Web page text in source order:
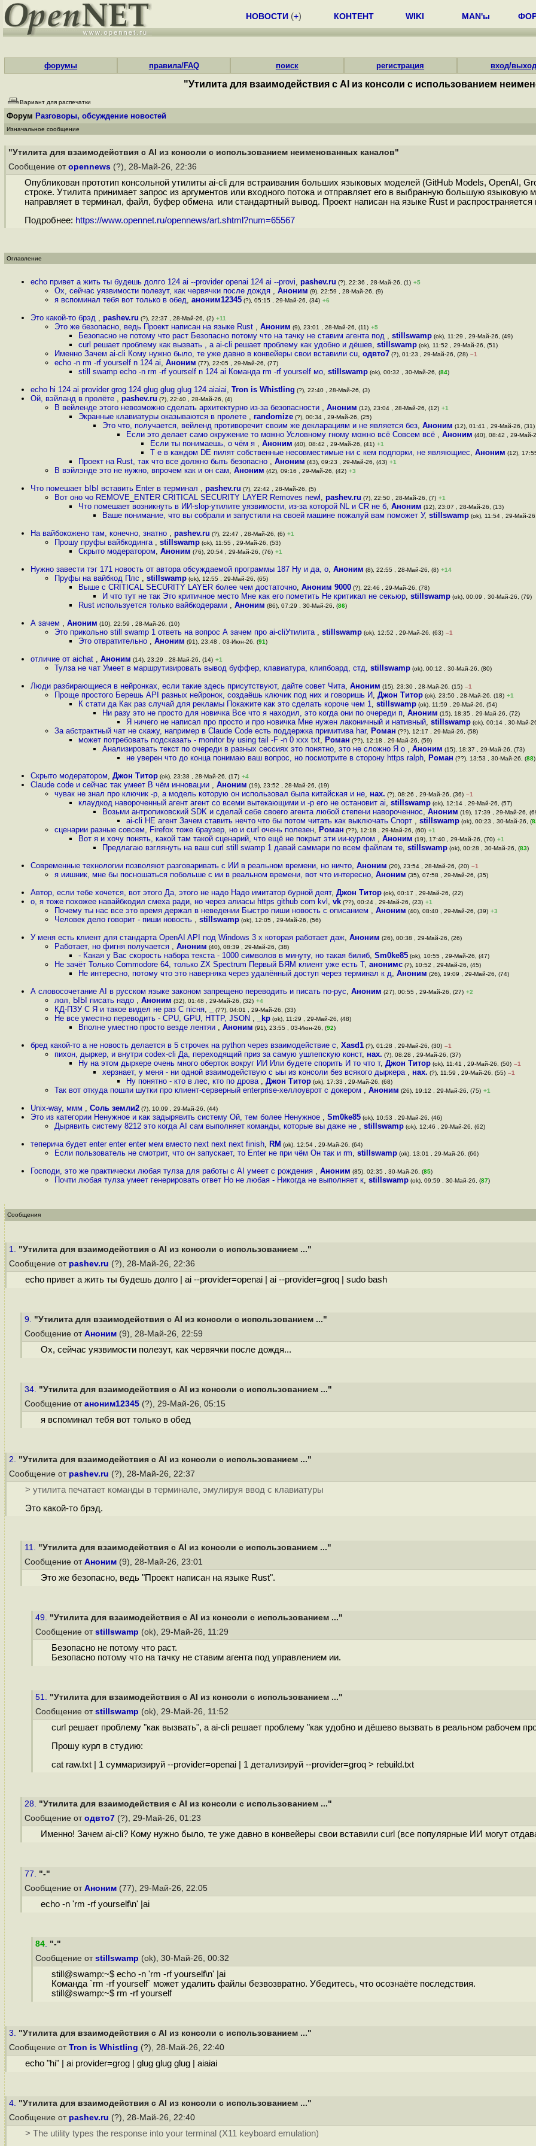
НОВОСТИ (+) КОНТЕНТ WIKI MAN'ы
форумы правила/FAQ поиск регистрация вход/выход
"Утилита для взаимодействия с AI из консоли с использованием
Вариант для распечатки
Форум Разговоры, обсуждение новостей
Изначальное сообщение
"Утилита для взаимодействия с AI из консоли с использованием неименованных каналов"
Сообщение от opennews (?), 28-Май-26, 22:36
Опубликован прототип консольной утилиты ai-cli для встраивания больших языковых моделей (GitHub Models, OpenAI,
строке. Утилита принимает запрос из аргументов или входного потока и отправляет его в выбранную большую
направляет в терминал, файл, буфер обмена или стандартный вывод. Проект написан на языке Rust и распространяется
Подробнее: https://www.opennet.ru/opennews/art.shtml?num=65567
Оглавление
echo привет а жить ты будешь долго 124 ai --provider openai 124 ai --provi, pashev.ru (?), 22:36 , 28-Май-26, (1) +5
Ох, сейчас уязвимости полезут, как червячки после дождя , Аноним (9), 22:59 , 28-Май-26, (9)
я вспоминал тебя вот только в обед, аноним12345 (?), 05:15 , 29-Май-26, (34) +6
Это какой-то брэд , pashev.ru (?), 22:37 , 28-Май-26, (2) +11
Это же безопасно, ведь Проект написан на языке Rust , Аноним (9), 23:01 , 28-Май-26, (11) +5
Безопасно не потому что раст Безопасно потому что на тачку не ставим агента под , stillswamp (ok), 11:29 , 29-Май-26, (49)
curl решает проблему как вызвать , а ai-cli решает проблему как удобно и дёшев, stillswamp (ok), 11:52 , 29-Май-26, (51)
Именно Зачем ai-cli Кому нужно было, те уже давно в конвейеры свои вставили cu, одвто7 (?), 01:23 , 29-Май-26, (28) –1
echo -n rm -rf yourself n 124 ai, Аноним (77), 22:05 , 29-Май-26, (77)
still swamp echo -n rm -rf yourself n 124 ai Команда rm -rf yourself мо, stillswamp (ok), 00:32 , 30-Май-26, (84)
echo hi 124 ai provider grog 124 glug glug glug 124 aiaiai, Tron is Whistling (?), 22:40 , 28-Май-26, (3)
Ой, вэйланд в пролёте , pashev.ru (?), 22:40 , 28-Май-26, (4)
В вейленде этого невозможно сделать архитектурно из-за безопасности , Аноним (12), 23:04 , 28-Май-26, (12) +1
Экранные клавиатуры оказываются в пролете , randomize (?), 00:34 , 29-Май-26, (25)
Это что, получается, вейленд противоречит своим же декларациям и не является без, Аноним (12), 01:41 , 29-Май-26, (31)
Если это делает само окружение то можно Условному гному можно всё Совсем всё , Аноним (40), 08:42 , 29-Май-
Если ты понимаешь, о чём я , Аноним (40), 08:42 , 29-Май-26, (41) +1
Т е в каждом DE пилят собственные несовместимые ни с кем подпорки, не являющиес, Аноним (12),
Проект на Rust, так что все должно быть безопасно , Аноним (43), 09:23 , 29-Май-26, (43) +1
В вэйлэнде это не нужно, впрочем как и он сам, Аноним (42), 09:16 , 29-Май-26, (42) +3
Что помешает ЫЫ вставить Enter в терминал , pashev.ru (?), 22:42 , 28-Май-26, (5)
Вот оно чо REMOVE_ENTER CRITICAL SECURITY LAYER Removes newl , pashev.ru (?), 22:50 , 28-Май-26, (7) +1
Что помешает возникнуть в ИИ-slop-утилите уязвимости, из-за которой NL и CR не б, Аноним (12), 23:07 , 28-Май-26, (13)
Ваше понимание, что вы собрали и запустили на своей машине пожалуй вам поможет У, stillswamp (ok), 11:54 , 29-Май-
На вайбокожено там, конечно, знатно , pashev.ru (?), 22:47 , 28-Май-26, (6) +1
Прошу пруфы вайбкодинга , stillswamp (ok), 11:55 , 29-Май-26, (53)
Скрыто модератором, Аноним (76), 20:54 , 29-Май-26, (76) +1
Нужно завести тэг 171 новость от автора обсуждаемой программы 187 Ну и да, о, Аноним (8), 22:55 , 28-Май-26, (8) +14
Пруфы на вайбкод Плс , stillswamp (ok), 12:55 , 29-Май-26, (65)
Выше с CRITICAL SECURITY LAYER более чем достаточно, Аноним 9000 (?), 22:46 , 29-Май-26, (78)
И что тут не так Это критичное место Мне как его пометить Не критикал не секьюр, stillswamp (ok), 00:09 , 30-Май-26, (79)
Rust используется только вайбкодерами , Аноним (86), 07:29 , 30-Май-26, (86)
А зачем , Аноним (10), 22:59 , 28-Май-26, (10)
Это прикольно still swamp 1 ответь на вопрос А зачем про ai-cliУтилита , stillswamp (ok), 12:52 , 29-Май-26, (63) –1
Это отвратительно , Аноним (91), 23:48 , 03-Июн-26, (91)
отличие от aichat , Аноним (14), 23:29 , 28-Май-26, (14) +1
Тулза не чат Умеет в маршрутизировать вывод буффер, клавиатура, клипбоард, стд, stillswamp (ok), 00:12 , 30-Май-26, (80)
Люди разбирающиеся в нейронках, если такие здесь присутствуют, дайте совет Чита, Аноним (15), 23:30 , 28-Май-26, (15) –1
Проще простого Берешь API разных нейронок, создаёшь ключик под них и говоришь И, Джон Титор (ok), 23:50 , 28-Май-26, (18) +1
К стати да Как раз случай для рекламы Покажите как это сделать короче чем 1, stillswamp (ok), 11:59 , 29-Май-26, (54)
Ни разу это не просто для новичка Все что я находил, это когда они по очереди п, Аноним (15), 18:35 , 29-Май-26, (72)
Я ничего не написал про просто и про новичка Мне нужен лаконичный и нативный, stillswamp (ok), 00:14 , 30-Май-
За абстрактный чат не скажу, например в Claude Code есть поддержка примитива har, Роман (??), 12:17 , 29-Май-26, (58)
может потребовать подсказать - monitor by using tail -F -n 0 xxx txt, Роман (??), 12:18 , 29-Май-26, (59)
Анализировать текст по очереди в разных сессиях это понятно, это не сложно Я о , Аноним (15), 18:37 , 29-Май-26, (73)
не уверен что до конца понимаю ваш вопрос, но посмотрите в сторону https ralph, Роман (??), 13:53 , 30-Май-26, (88)
Скрыто модератором, Джон Титор (ok), 23:38 , 28-Май-26, (17) +4
Claude code и сейчас так умеет В чём инновации , Аноним (19), 23:52 , 28-Май-26, (19)
чувак не знал про ключик -p, а модель которую он использовал была китайская и не, нах. (?), 08:26 , 29-Май-26, (36) –1
клаудкод навороченный агент агент со всеми вытекающими и -p его не остановит ai, stillswamp (ok), 12:14 , 29-Май-26, (57)
Возьми антропиковский SDK и сделай себе своего агента любой степени навороченнос, Аноним (19), 17:39 , 29-Май-26,
ai-cli НЕ агент Зачем ставить нечто что бы потом читать как выключать Спорт , stillswamp (ok), 00:23 , 30-Май-26, (
сценарии разные совсем, Firefox тоже браузер, но и curl очень полезен, Роман (??), 12:18 , 29-Май-26, (60) +1
Вот я и хочу понять, какой там такой сценарий, что ещё не покрыт эти ии-курлом , Аноним (19), 17:40 , 29-Май-26, (70) +1
Предлагаю взглянуть на ваш curl still swamp 1 давай саммари по всем файлам те, stillswamp (ok), 00:28 , 30-Май-26, (83)
Современные технологии позволяют разговаривать с ИИ в реальном времени, но ничто, Аноним (20), 23:54 , 28-Май-26, (20) –1
я иишник, мне бы посношаться побольше с ии в реальном времени, вот что интересно, Аноним (35), 07:58 , 29-Май-26, (35)
Автор, если тебе хочется, вот этого Да, этого не надо Надо имитатор бурной деят, Джон Титор (ok), 00:17 , 29-Май-26, (22)
о, я тоже похожее навайбкодил смеха ради, но через алиасы https github com kvl , vk (??), 00:24 , 29-Май-26, (23) +1
Почему ты нас все это время держал в неведении Быстро пиши новость с описанием , Аноним (40), 08:40 , 29-Май-26, (39) +3
Человек дело говорит - пиши новость , stillswamp (ok), 12:05 , 29-Май-26, (56)
У меня есть клиент для стандарта OpenAI API под Windows 3 x которая работает даж, Аноним (26), 00:38 , 29-Май-26, (26)
Работает, но фигня получается , Аноним (40), 08:39 , 29-Май-26, (38)
- Какая у Вас скорость набора текста - 1000 символов в минуту, но такая билиб, Sm0ke85 (ok), 10:55 , 29-Май-26, (47)
Не зачёт Только Commodore 64, только ZX Spectrum Первый БЯМ клиент уже есть Т, анонимс (?), 10:52 , 29-Май-26, (45)
Не интересно, потому что это наверняка через удалённый доступ через терминал к д, Аноним (26), 19:09 , 29-Май-26, (74)
А словосочетание AI в русском языке законом запрещено переводить и писать по-рус, Аноним (27), 00:55 , 29-Май-26, (27) +2
лол, ЫЫ писать надо , Аноним (32), 01:48 , 29-Май-26, (32) +4
КД-ПЗУ С Я и такое видел не раз С пiсня, (??), 04:01 , 29-Май-26, (33)
Не все уместно переводить - CPU, GPU, HTTP, JSON , _kp (ok), 11:29 , 29-Май-26, (48)
Вполне уместно просто везде лентяи , Аноним (91), 23:55 , 03-Июн-26, (92)
бред какой-то а не новость делается в 5 строчек на python через взаимодействие с, Xasd1 (?), 01:28 , 29-Май-26, (30) –1
пихон, дыркер, и внутри codex-cli Да, переходящий приз за самую ушлепскую конст, нах. (?), 08:28 , 29-Май-26, (37)
Ну на этом дыркере очень много оберток вокруг ИИ Или будете спорить И то что т, Джон Титор (ok), 11:41 , 29-Май-26, (50) –1
херзнает, у меня - ни одной взаимодействую с ыы из консоли без всякого дыркера , нах. (?), 11:59 , 29-Май-26, (55) –1
Ну понятно - кто в лес, кто по дрова , Джон Титор (ok), 17:33 , 29-Май-26, (68)
Так вот откуда пошли шутки про клиент-серверный enterprise-хеллоуврот с докером , Аноним (26), 19:12 , 29-Май-26, (75) +1
Unix-way, ммм , Соль земли2 (?), 10:09 , 29-Май-26, (44)
Это из категории Ненужное и как задырявить систему Ой, тем более Ненужное , Sm0ke85 (ok), 10:53 , 29-Май-26, (46)
Дырявить систему 8212 это когда AI сам выполняет команды, которые вы даже не , stillswamp (ok), 12:46 , 29-Май-26, (62)
теперича будет enter enter enter мем вместо next next next finish, RM (ok), 12:54 , 29-Май-26, (64)
Если пользователь не смотрит, что он запускает, то Enter не при чём Он так и rm, stillswamp (ok), 13:01 , 29-Май-26, (66)
Господи, это же практически любая тулза для работы с AI умеет с рождения , Аноним (85), 02:35 , 30-Май-26, (85)
Почти любая тулза умеет генерировать ответ Но не любая - Никогда не выполняет к, stillswamp (ok), 09:59 , 30-Май-26, (87)
Сообщения
1. "Утилита для взаимодействия с AI из консоли с использованием ..."
Сообщение от pashev.ru (?), 28-Май-26, 22:36
echo привет а жить ты будешь долго | ai --provider=openai | ai --provider=groq | sudo bash
9. "Утилита для взаимодействия с AI из консоли с использованием ..."
Сообщение от Аноним (9), 28-Май-26, 22:59
Ох, сейчас уязвимости полезут, как червячки после дождя...
34. "Утилита для взаимодействия с AI из консоли с использованием ..."
Сообщение от аноним12345 (?), 29-Май-26, 05:15
я вспоминал тебя вот только в обед
2. "Утилита для взаимодействия с AI из консоли с использованием ..."
Сообщение от pashev.ru (?), 28-Май-26, 22:37
> утилита печатает команды в терминале, эмулируя ввод с клавиатуры
Это какой-то брэд.
11. "Утилита для взаимодействия с AI из консоли с использованием ..."
Сообщение от Аноним (9), 28-Май-26, 23:01
Это же безопасно, ведь "Проект написан на языке Rust".
49. "Утилита для взаимодействия с AI из консоли с использованием ..."
Сообщение от stillswamp (ok), 29-Май-26, 11:29
Безопасно не потому что раст.
Безопасно потому что на тачку не ставим агента под управлением ии.
51. "Утилита для взаимодействия с AI из консоли с использованием ..."
Сообщение от stillswamp (ok), 29-Май-26, 11:52
curl решает проблему "как вызвать", а ai-cli решает проблему "как удобно и дёшево вызвать в реальном рабочем
Прошу курл в студию:
cat raw.txt | 1 суммаризируй --provider=openai | 1 детализируй --provider=groq > rebuild.txt
28. "Утилита для взаимодействия с AI из консоли с использованием ..."
Сообщение от одвто7 (?), 29-Май-26, 01:23
Именно! Зачем ai-cli? Кому нужно было, те уже давно в конвейеры свои вставили curl (все популярные ИИ могут
77. "-"
Сообщение от Аноним (77), 29-Май-26, 22:05
echo -n 'rm -rf yourself\n' |ai
84. "-"
Сообщение от stillswamp (ok), 30-Май-26, 00:32
still@swamp:~$ echo -n 'rm -rf yourself\n' |ai
Команда `rm -rf yourself` может удалить файлы безвозвратно. Убедитесь, что осознаёте последствия.
still@swamp:~$ rm -rf yourself
3. "Утилита для взаимодействия с AI из консоли с использованием ..."
Сообщение от Tron is Whistling (?), 28-Май-26, 22:40
echo "hi" | ai provider=grog | glug glug glug | aiaiai
4. "Утилита для взаимодействия с AI из консоли с использованием ..."
Сообщение от pashev.ru (?), 28-Май-26, 22:40
> The utility types the response into your terminal (X11 keyboard emulation)